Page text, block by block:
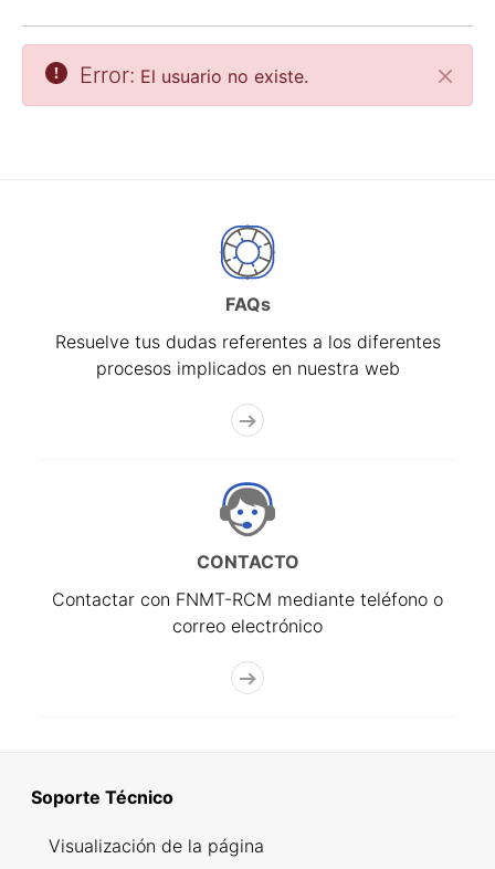
Mostrar/Ocultar
Mostrar/Ocultar
Cerrar
Error: El usuario no existe.
FAQs
Resuelve tus dudas referentes a los diferentes
procesos implicados en nuestra web
CONTACTO
Contactar con FNMT-RCM mediante teléfono o
correo electrónico
Soporte Técnico
Visualización de la página